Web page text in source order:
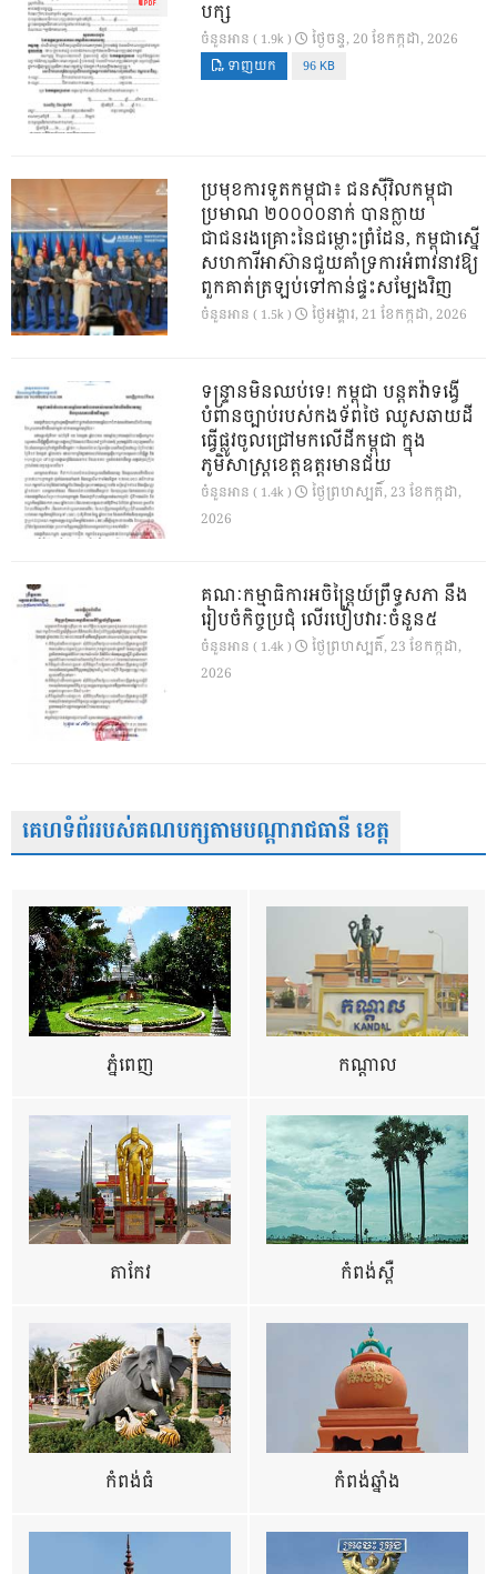
បក្ស
ចំនួនអាន ( 1.9k ) ថ្ងៃ​ចន្ទ, 20 ខែ​កក្កដា, 2026
ទាញយក 96 KB
ប្រមុខការទូតកម្ពុជា៖ ជនស៊ីវិលកម្ពុជា
ប្រមាណ ២០០០០នាក់ បានក្លាយ
ជាជនរងគ្រោះនៃជម្លោះព្រំដែន, កម្ពុជាស្នើ
សហការីអាស៊ានជួយគាំទ្រការអំពាវនាវឱ្យ
ពួកគាត់ត្រឡប់ទៅកាន់ផ្ទះសម្បែងវិញ
ចំនួនអាន ( 1.5k ) ថ្ងៃ​អង្គារ, 21 ខែ​កក្កដា, 2026
ទន្ទ្រានមិនឈប់ទេ! កម្ពុជា បន្តតវ៉ាទង្វើ
បំពានច្បាប់របស់កងទ័ពថៃ ឈូសឆាយដី
ធ្វើផ្លូវចូលជ្រៅមកលើដីកម្ពុជា ក្នុង
ភូមិសាស្ត្រខេត្តឧត្តរមានជ័យ
ចំនួនអាន ( 1.4k )
ថ្ងៃ​ព្រហស្បតិ៍, 23 ខែ​កក្កដា,
2026
គណៈកម្មាធិការអចិន្ត្រៃយ៍ព្រឹទ្ធសភា នឹង
រៀបចំកិច្ចប្រជុំ លើរបៀបវារៈចំនួន៥
ចំនួនអាន ( 1.4k )
ថ្ងៃ​ព្រហស្បតិ៍, 23 ខែ​កក្កដា,
2026
គេហទំព័ររបស់គណបក្សតាមបណ្តារាជធានី ខេត្ត
ភ្នំពេញ កណ្តាល
តាកែវ កំពង់ស្ពឺ
កំពង់ធំ កំពង់ឆ្នាំង